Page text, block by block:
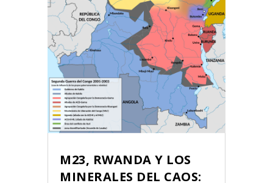
M23, RWANDA Y LOS
MINERALES DEL CAOS: